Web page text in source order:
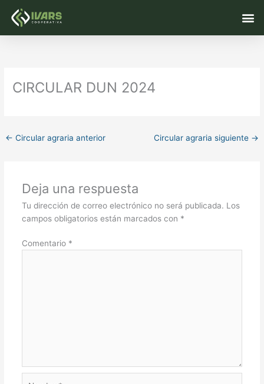
CIRCULAR DUN 2024
← Circular agraria anterior Circular agraria siguiente →
Deja una respuesta
Tu dirección de correo electrónico no será publicada. Los
campos obligatorios están marcados con *
Comentario *